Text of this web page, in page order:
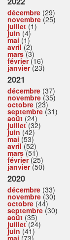
décembre (29)
novembre (25)
juillet (1)
juin (4)
mai (1)
avril(2)
mars(3)
février(16)
janvier(23)
2021
décembre (37)
novembre (35)
octobre (23)
septembre (31)
août (24)
juillet(32)
juin (42)
mai (53)
avril(52)
mars(51)
février(25)
janvier(50)
2020
décembre (33)
novembre (30)
octobre (44)
septembre (30)
août (35)
juillet(24)
juin (41)
mai (73)